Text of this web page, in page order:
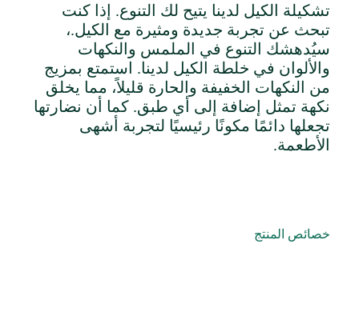
تشكيلة الكيل لدينا يتيح لك التنوع. إذا كنت
تبحث عن تجربة جديدة ومثيرة مع الكيل.،
سيُدهشك التنوع في الملمس والنكهات
والألوان في خلطة الكيل لدينا. استمتع بمزيج
من النكهات الخفيفة والحارة قليلاً، مما يخلق
نكهة تمثل إضافة إلى أي طبق. كما أن نضارتها
تجعلها دائمًا مكونًا رئيسيًا لتجربة أشهى
الأطعمة.
خصائص المنتج